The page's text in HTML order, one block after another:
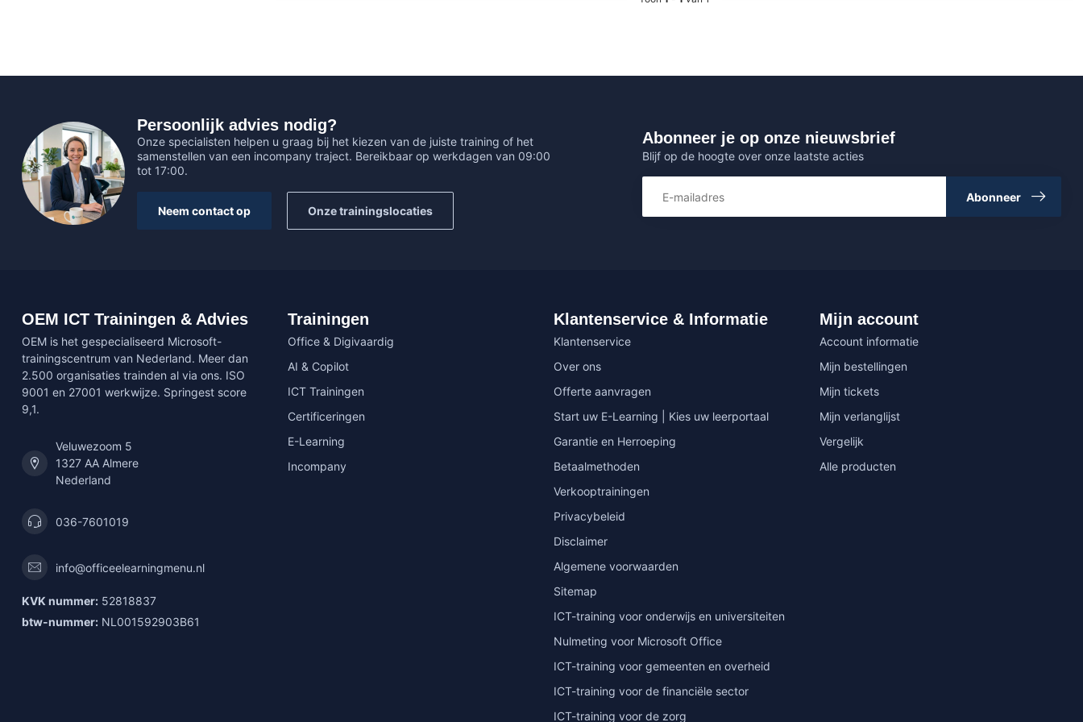
Persoonlijk advies nodig?
Onze specialisten helpen u graag bij het kiezen van de juiste training of het
samenstellen van een incompany traject. Bereikbaar op werkdagen van 09:00
tot 17:00.
Neem contact op Onze trainingslocaties
Abonneer je op onze nieuwsbrief
Blijf op de hoogte over onze laatste acties
Abonneer
OEM ICT Trainingen & Advies
OEM is het gespecialiseerd Microsoft-
trainingscentrum van Nederland. Meer dan
2.500 organisaties trainden al via ons. ISO
9001 en 27001 werkwijze. Springest score
9,1.
Veluwezoom 5
1327 AA Almere
Nederland
036-7601019
info@officeelearningmenu.nl
KVK nummer: 52818837
btw-nummer: NL001592903B61
Trainingen
Office & Digivaardig
AI & Copilot
ICT Trainingen
Certificeringen
E-Learning
Incompany
Klantenservice & Informatie
Klantenservice
Over ons
Offerte aanvragen
Start uw E-Learning | Kies uw leerportaal
Garantie en Herroeping
Betaalmethoden
Verkooptrainingen
Privacybeleid
Disclaimer
Algemene voorwaarden
Sitemap
ICT-training voor onderwijs en universiteiten
Nulmeting voor Microsoft Office
ICT-training voor gemeenten en overheid
ICT-training voor de financiële sector
ICT-training voor de zorg
Mijn account
Account informatie
Mijn bestellingen
Mijn tickets
Mijn verlanglijst
Vergelijk
Alle producten